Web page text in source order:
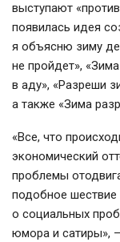
выступают
появилась идея
я объясню зиму
не пройдет»,
в аду», «Разреши
а также «Зима
«Все, что
экономический
проблемы
подобное
о социальных
юмора и сатиры»,